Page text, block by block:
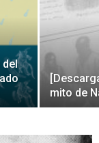
del
mito de